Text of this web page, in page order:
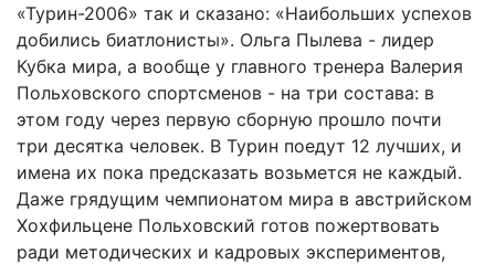
«Турин-2006» так и сказано: «Наибольших успехов
добились биатлонисты». Ольга Пылева - лидер
Кубка мира, а вообще у главного тренера Валерия
Польховского спортсменов - на три состава: в
этом году через первую сборную прошло почти
три десятка человек. В Турин поедут 12 лучших, и
имена их пока предсказать возьмется не каждый.
Даже грядущим чемпионатом мира в австрийском
Хохфильцене Польховский готов пожертвовать
ради методических и кадровых экспериментов,